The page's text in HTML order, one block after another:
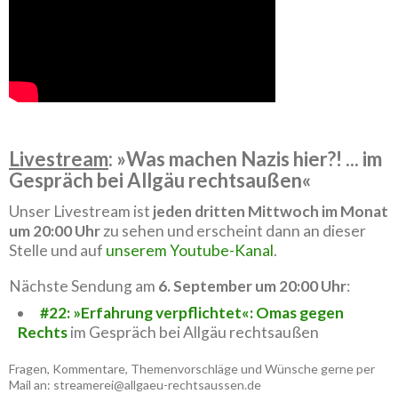
Livestream: »Was machen Nazis hier?! ... im
Gespräch bei Allgäu rechtsaußen«
Unser Livestream ist jeden dritten Mittwoch im Monat
um 20:00 Uhrzu sehen und erscheint dann an dieser
Stelle und auf unserem Youtube-Kanal.
Nächste Sendung am 6. September um 20:00 Uhr:
#22: »Erfahrung verpflichtet«: Omas gegen
Rechtsim Gespräch bei Allgäu rechtsaußen
Fragen, Kommentare, Themenvorschläge und Wünsche gerne per
Mail an: streamerei@allgaeu-rechtsaussen.de